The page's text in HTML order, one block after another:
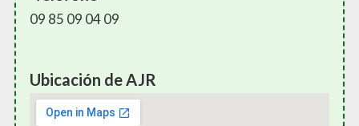
09 85 09 04 09
Ubicación de AJR